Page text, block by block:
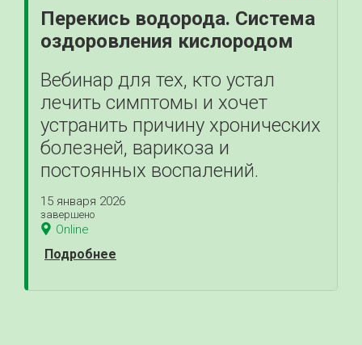
Перекись водорода. Система
оздоровления кислородом
Вебинар для тех, кто устал
лечить симптомы и хочет
устранить причину хронических
болезней, варикоза и
постоянных воспалений.
15 января 2026
завершено
Online
Подробнее